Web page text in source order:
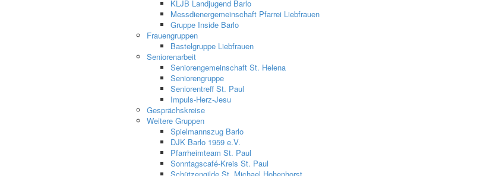
KLJB Landjugend Barlo
Messdienergemeinschaft Pfarrei Liebfrauen
Gruppe Inside Barlo
Frauengruppen
Bastelgruppe Liebfrauen
Seniorenarbeit
Seniorengemeinschaft St. Helena
Seniorengruppe
Seniorentreff St. Paul
Impuls-Herz-Jesu
Gesprächskreise
Weitere Gruppen
Spielmannszug Barlo
DJK Barlo 1959 e.V.
Pfarrheimteam St. Paul
Sonntagscafé-Kreis St. Paul